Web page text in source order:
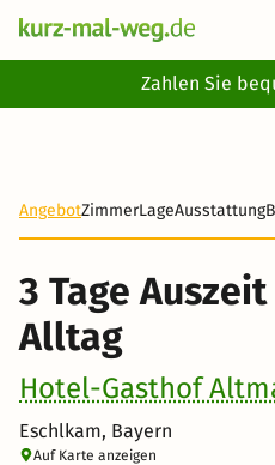
Zahlen Sie
AngebotZimmerLageAusstattung
3 Tage
Alltag
Hotel-Gasthof
Eschlkam, Bayern
Auf Karte anzeigen